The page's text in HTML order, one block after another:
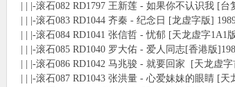
| | |-滚石082 RD1797 王新莲 - 如果你不认识我 [台
| | |-滚石083 RD1044 齐秦 - 纪念日 [龙虚字版]
| | |-滚石084 RD1041 张信哲 - 忧郁 [天龙虚字1A1
| | |-滚石085 RD1040 罗大佑 - 爱人同志[香港版
| | |-滚石086 RD1042 马兆骏 - 就要回家 [天龙虚
| | |-滚石087 RD1043 张洪量 - 心爱妹妹的眼睛 [天